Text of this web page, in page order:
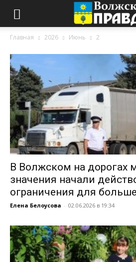
Главная 2026 Июнь 2
В Волжском на дорогах
значения начали
ограничения для
Елена Белоусова - 02.06.2026 в 19:34